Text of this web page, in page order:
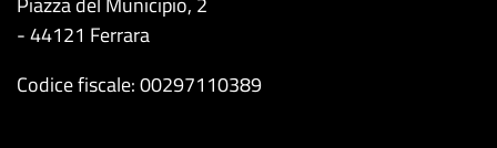
- 44121 Ferrara
Codice fiscale: 00297110389